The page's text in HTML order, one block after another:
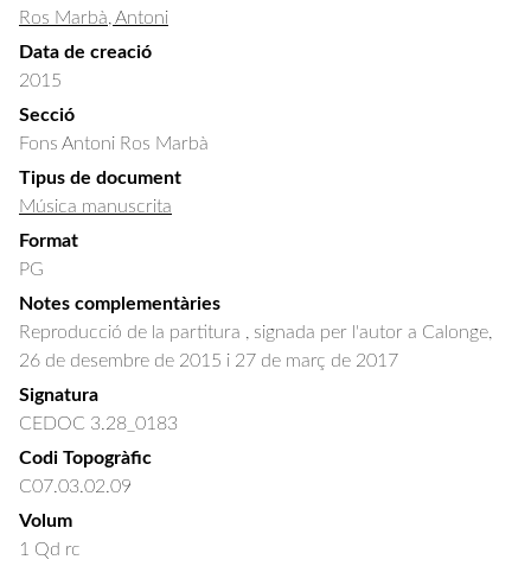
Ros Marbà, Antoni
Data de creació
2015
Secció
Fons Antoni Ros Marbà
Tipus de document
Música manuscrita
Format
PG
Notes complementàries
Reproducció de la partitura , signada per l'autor a Calonge,
26 de desembre de 2015 i 27 de març de 2017
Signatura
CEDOC 3.28_0183
Codi Topogràfic
C07.03.02.09
Volum
1 Qd rc